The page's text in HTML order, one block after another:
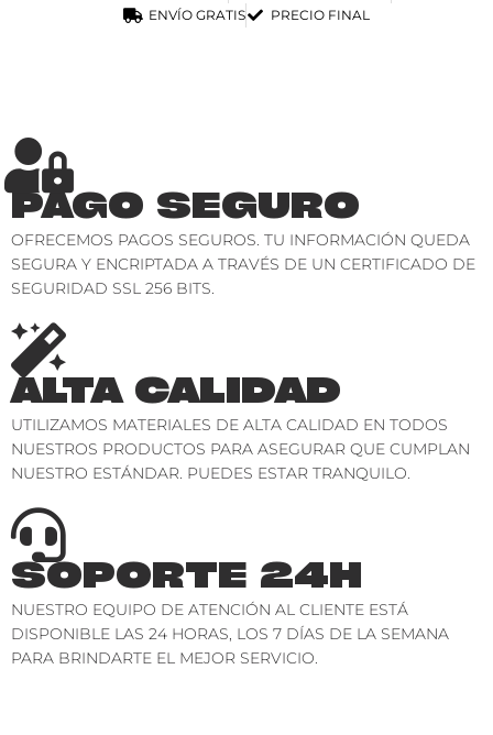
ENVÍO GRATIS
PRECIO FINAL
PAGO SEGURO
OFRECEMOS PAGOS SEGUROS. TU INFORMACIÓN QUEDA
SEGURA Y ENCRIPTADA A TRAVÉS DE UN CERTIFICADO DE
SEGURIDAD SSL 256 BITS.
ALTA CALIDAD
UTILIZAMOS MATERIALES DE ALTA CALIDAD EN TODOS
NUESTROS PRODUCTOS PARA ASEGURAR QUE CUMPLAN
NUESTRO ESTÁNDAR. PUEDES ESTAR TRANQUILO.
SOPORTE 24H
NUESTRO EQUIPO DE ATENCIÓN AL CLIENTE ESTÁ
DISPONIBLE LAS 24 HORAS, LOS 7 DÍAS DE LA SEMANA
PARA BRINDARTE EL MEJOR SERVICIO.